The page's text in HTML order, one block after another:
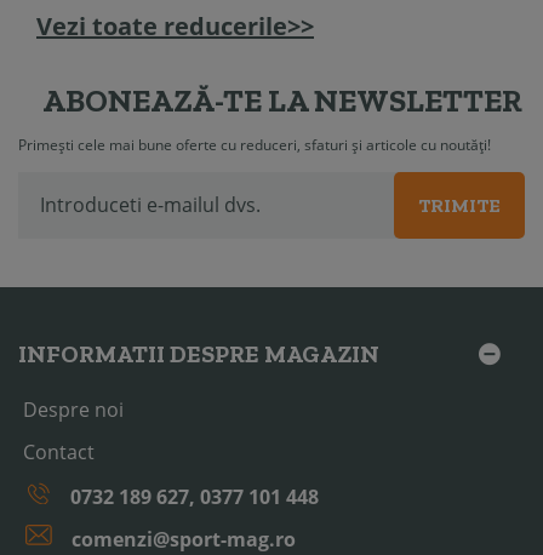
Vezi toate reducerile>>
ABONEAZĂ-TE LA NEWSLETTER
Primești cele mai bune oferte cu reduceri, sfaturi și articole cu noutăți!
TRIMITE
INFORMATII DESPRE MAGAZIN
Despre noi
Contact
0732 189 627, 0377 101 448
comenzi@sport-mag.ro